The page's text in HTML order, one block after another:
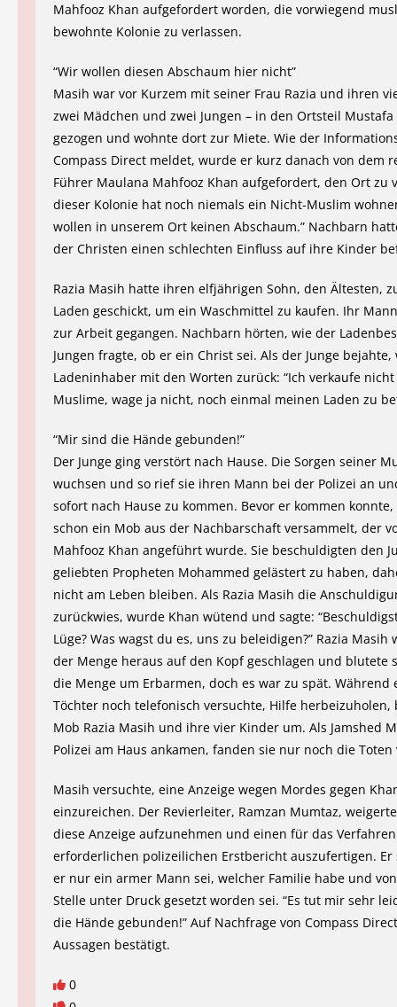
Mahfooz Khan aufgefordert worden, die vorwiegend
bewohnte Kolonie zu verlassen.
“Wir wollen diesen Abschaum hier nicht”
Masih war vor Kurzem mit seiner Frau Razia und ihren
zwei Mädchen und zwei Jungen – in den Ortsteil Mustafa
gezogen und wohnte dort zur Miete. Wie der
Compass Direct meldet, wurde er kurz danach von dem
Führer Maulana Mahfooz Khan aufgefordert, den Ort zu
dieser Kolonie hat noch niemals ein Nicht-Muslim
wollen in unserem Ort keinen Abschaum.” Nachbarn
der Christen einen schlechten Einfluss auf ihre Kinder
Razia Masih hatte ihren elfjährigen Sohn, den Ältesten,
Laden geschickt, um ein Waschmittel zu kaufen. Ihr
zur Arbeit gegangen. Nachbarn hörten, wie der
Jungen fragte, ob er ein Christ sei. Als der Junge
Ladeninhaber mit den Worten zurück: “Ich verkaufe
Muslime, wage ja nicht, noch einmal meinen Laden zu
“Mir sind die Hände gebunden!”
Der Junge ging verstört nach Hause. Die Sorgen seiner
wuchsen und so rief sie ihren Mann bei der Polizei an
sofort nach Hause zu kommen. Bevor er kommen
schon ein Mob aus der Nachbarschaft versammelt, der
Mahfooz Khan angeführt wurde. Sie beschuldigten den
geliebten Propheten Mohammed gelästert zu haben,
nicht am Leben bleiben. Als Razia Masih die
zurückwies, wurde Khan wütend und sagte:
Lüge? Was wagst du es, uns zu beleidigen?” Razia Masih
der Menge heraus auf den Kopf geschlagen und blutete
die Menge um Erbarmen, doch es war zu spät. Während
Töchter noch telefonisch versuchte, Hilfe herbeizuholen,
Mob Razia Masih und ihre vier Kinder um. Als Jamshed
Polizei am Haus ankamen, fanden sie nur noch die Toten
Masih versuchte, eine Anzeige wegen Mordes gegen
einzureichen. Der Revierleiter, Ramzan Mumtaz,
diese Anzeige aufzunehmen und einen für das Verfahren
erforderlichen polizeilichen Erstbericht auszufertigen. Er
er nur ein armer Mann sei, welcher Familie habe und
Stelle unter Druck gesetzt worden sei. “Es tut mir sehr
die Hände gebunden!” Auf Nachfrage von Compass
Aussagen bestätigt.
0